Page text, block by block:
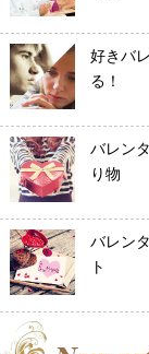
好きバ
る！
バレン
り物
バレン
ト